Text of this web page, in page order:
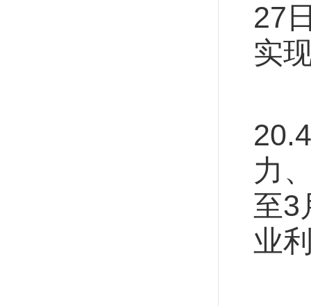
27
实
力
至3
业